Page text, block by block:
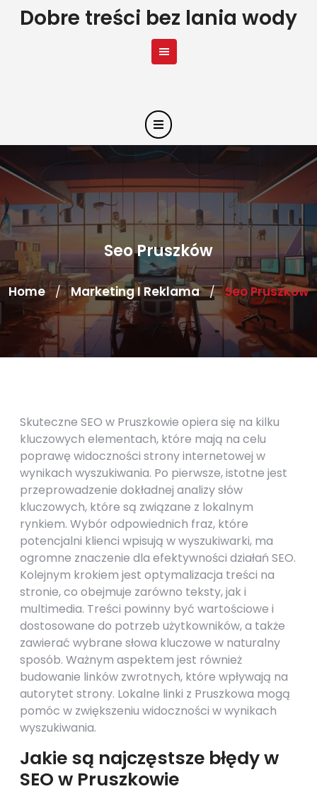
SkipDobre treści bez lania wody
Seo Pruszków
Home / Marketing I Reklama / Seo Pruszków
Skuteczne SEO w Pruszkowie opiera się na kilku
kluczowych elementach, które mają na celu
poprawę widoczności strony internetowej w
wynikach wyszukiwania. Po pierwsze, istotne jest
przeprowadzenie dokładnej analizy słów
kluczowych, które są związane z lokalnym
rynkiem. Wybór odpowiednich fraz, które
potencjalni klienci wpisują w wyszukiwarki, ma
ogromne znaczenie dla efektywności działań SEO.
Kolejnym krokiem jest optymalizacja treści na
stronie, co obejmuje zarówno teksty, jak i
multimedia. Treści powinny być wartościowe i
dostosowane do potrzeb użytkowników, a także
zawierać wybrane słowa kluczowe w naturalny
sposób. Ważnym aspektem jest również
budowanie linków zwrotnych, które wpływają na
autorytet strony. Lokalne linki z Pruszkowa mogą
pomóc w zwiększeniu widoczności w wynikach
wyszukiwania.
Jakie są najczęstsze błędy w
SEO w Pruszkowie